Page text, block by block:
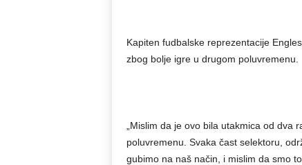
Kapiten fudbalske reprezentacije
zbog bolje igre u drugom poluvremenu.
„Mislim da je ovo bila utakmica od
poluvremenu. Svaka čast selektoru,
gubimo na naš način, i mislim da smo